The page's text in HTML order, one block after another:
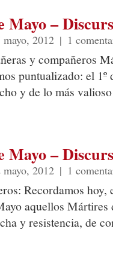
Mayo –
2012 | 1
y compañeros
puntualizado: el 1º
y de lo más
Mayo –
2012 | 1
Recordamos
aquellos
y resistencia, de